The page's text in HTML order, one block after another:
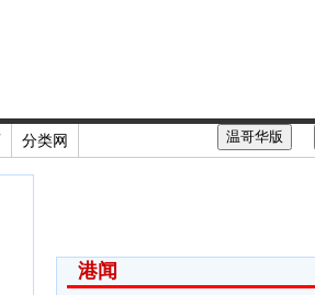
分类网 温哥华版
港闻